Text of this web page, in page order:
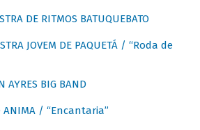
DE RITMOS BATUQUEBATO
JOVEM DE PAQUETÁ / “Roda de
AYRES BIG BAND
ANIMA / “Encantaria”